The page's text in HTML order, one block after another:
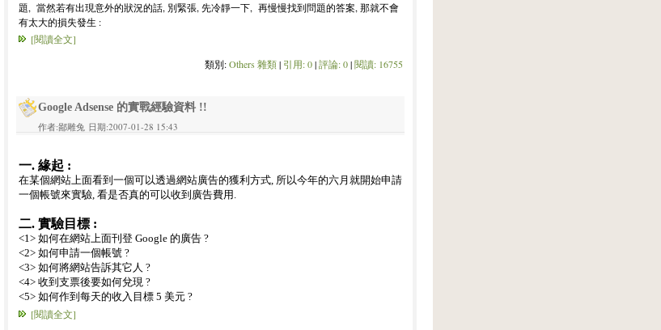
題, 當然若有出現意外的狀況的話, 別緊張, 先冷靜一下, 再慢慢找到問題的答案, 那就不會
有太大的損失發生 :
[閱讀全文]
類別:Others 雜類| 引用: 0|評論: 0|閱讀: 16755
Google Adsense 的實戰經驗資料 !!
作者:鄙雕兔 日期:2007-01-28 15:43
一. 緣起 :
在某個網站上面看到一個可以透過網站廣告的獲利方式, 所以今年的六月就開始申請
一個帳號來實驗, 看是否真的可以收到廣告費用.
二. 實驗目標 :
<1> 如何在網站上面刊登 Google 的廣告 ?
<2> 如何申請一個帳號 ?
<3> 如何將網站告訴其它人 ?
<4> 收到支票後要如何兌現 ?
<5> 如何作到每天的收入目標 5 美元 ?
[閱讀全文]